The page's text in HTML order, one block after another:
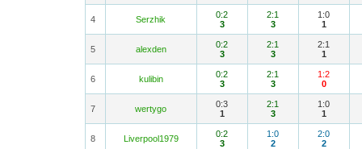
4 Serzhik
0:2
3
2:1
3
1:0
1
5 alexden
0:2
3
2:1
3
2:1
1
6 kulibin
0:2
3
2:1
3
1:2
0
7 wertygo
0:3
1
2:1
3
1:0
1
8 Liverpool1979
0:2
3
1:0
2
2:0
2